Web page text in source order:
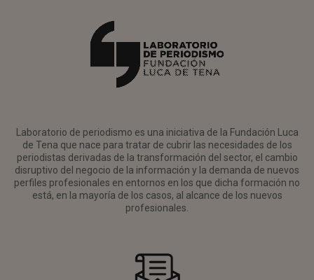
Laboratorio de periodismo es una iniciativa de la Fundación Luca
de Tena que nace para tratar de cubrir las necesidades de los
periodistas derivadas de la transformación del sector, el cambio
disruptivo del negocio de la información y la demanda de nuevos
perfiles profesionales en entornos en los que dicha formación no
está, en la mayoría de los casos, al alcance de los nuevos
profesionales.